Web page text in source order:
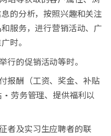
的分析，按照兴趣和关注
服务，进行营销活动、广
时。
行的促销活动等时。
报酬（工资、奖金、补贴
劳务管理、提供福利以
者及实习生应聘者的联